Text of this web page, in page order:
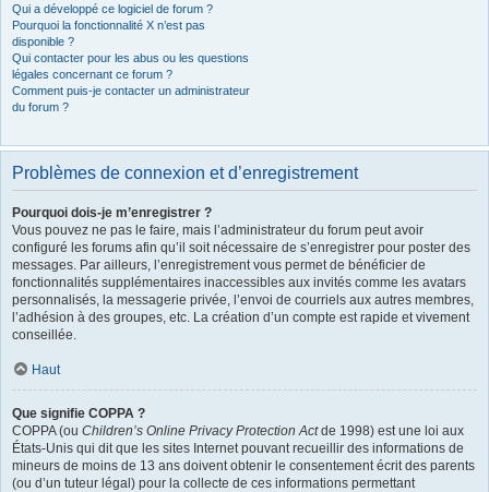
Qui a développé ce logiciel de forum ?
Pourquoi la fonctionnalité X n’est pas
disponible ?
Qui contacter pour les abus ou les questions
légales concernant ce forum ?
Comment puis-je contacter un administrateur
du forum ?
Problèmes de connexion et d’enregistrement
Pourquoi dois-je m’enregistrer ?
Vous pouvez ne pas le faire, mais l’administrateur du forum peut avoir
configuré les forums afin qu’il soit nécessaire de s’enregistrer pour poster des
messages. Par ailleurs, l’enregistrement vous permet de bénéficier de
fonctionnalités supplémentaires inaccessibles aux invités comme les avatars
personnalisés, la messagerie privée, l’envoi de courriels aux autres membres,
l’adhésion à des groupes, etc. La création d’un compte est rapide et vivement
conseillée.
Haut
Que signifie COPPA ?
COPPA (ou Children’s Online Privacy Protection Actde 1998) est une loi aux
États-Unis qui dit que les sites Internet pouvant recueillir des informations de
mineurs de moins de 13 ans doivent obtenir le consentement écrit des parents
(ou d’un tuteur légal) pour la collecte de ces informations permettant